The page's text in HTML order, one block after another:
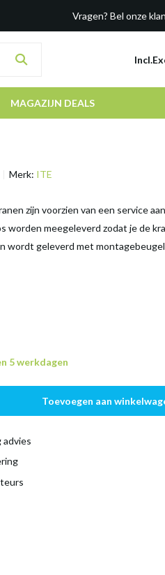
Vragen? Bel onze
Incl.
MAGAZIJN DEALS
Merk: ITE
zijn voorzien van een service
worden meegeleverd zodat je de
wordt geleverd met
5 werkdagen
Toevoegen aan
advies